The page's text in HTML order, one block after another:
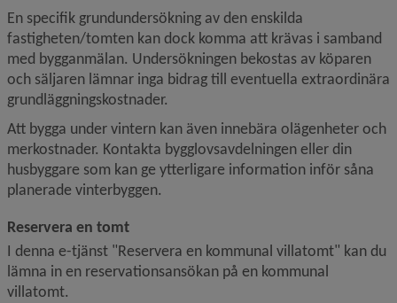
En specifik grundundersökning av den enskilda
fastigheten/tomten kan dock komma att krävas i samband
med bygganmälan. Undersökningen bekostas av köparen
och säljaren lämnar inga bidrag till eventuella extraordinära
grundläggningskostnader.
Att bygga under vintern kan även innebära olägenheter och
merkostnader. Kontakta bygglovsavdelningen eller din
husbyggare som kan ge ytterligare information inför såna
planerade vinterbyggen.
Reservera en tomt
I denna e-tjänst "Reservera en kommunal villatomt" kan du
lämna in en reservationsansökan på en kommunal
villatomt.